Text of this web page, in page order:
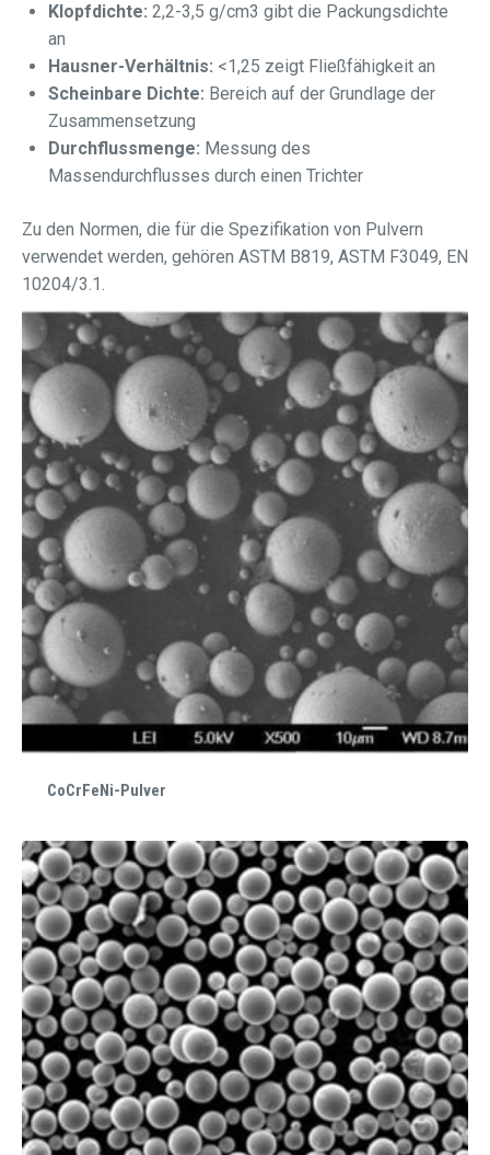
Klopfdichte: 2,2-3,5 g/cm3 gibt die Packungsdichte
an
Hausner-Verhältnis: <1,25 zeigt Fließfähigkeit an
Scheinbare Dichte: Bereich auf der Grundlage der
Zusammensetzung
Durchflussmenge: Messung des
Massendurchflusses durch einen Trichter
Zu den Normen, die für die Spezifikation von Pulvern
verwendet werden, gehören ASTM B819, ASTM F3049, EN
10204/3.1.
CoCrFeNi-Pulver